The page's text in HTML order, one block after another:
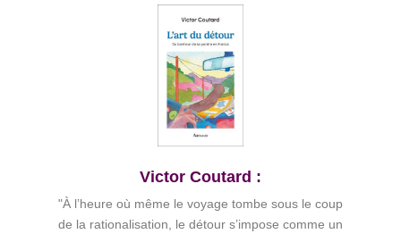
Victor Coutard :
"À l’heure où même le voyage tombe sous le coup
de la rationalisation, le détour s’impose comme un